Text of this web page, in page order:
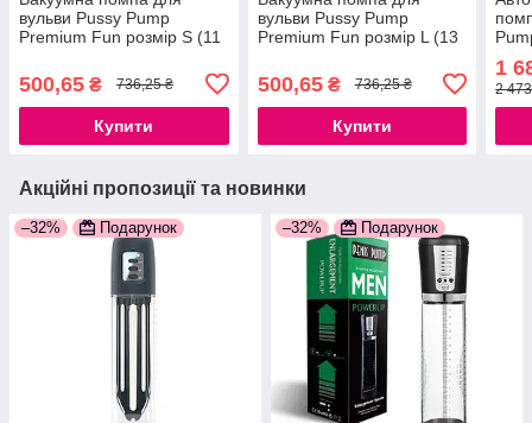
вульви Pussy Pump
Premium Fun розмір S (11
500,65 ₴ 736,25 ₴
Купити
вульви Pussy Pump
Premium Fun розмір L (13
500,65₴ 736,25 ₴
Купити
1
2
Акційні пропозиції та новинки
–32% Подарунок –32% Подарунок